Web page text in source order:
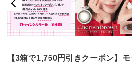
【3箱で1,760円引きクーポン】